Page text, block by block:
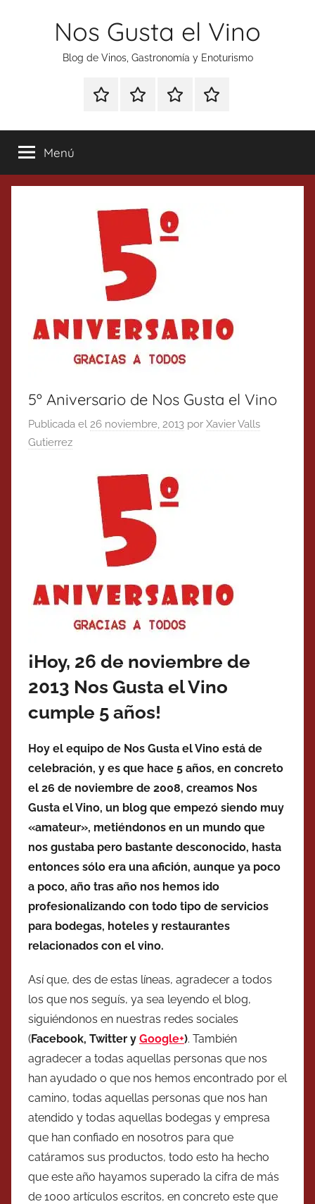
Nos Gusta el Vino
Blog de Vinos, Gastronomía y Enoturismo
Especial
Tonics
Enoturismo
Gastronomía
RankingContacto
Menú
5º Aniversario de Nos Gusta el Vino
Publicada el 26 noviembre, 2013 por Xavier Valls
Gutierrez
¡Hoy, 26 de noviembre de
2013 Nos Gusta el Vino
cumple 5 años!
Hoy el equipo de Nos Gusta el Vino está de
celebración, y es que hace 5 años, en concreto
el 26 de noviembre de 2008, creamos Nos
Gusta el Vino, un blog que empezó siendo muy
«amateur», metiéndonos en un mundo que
nos gustaba pero bastante desconocido, hasta
entonces sólo era una afición, aunque ya poco
a poco, año tras año nos hemos ido
profesionalizando con todo tipo de servicios
para bodegas, hoteles y restaurantes
relacionados con el vino.
Así que, des de estas líneas, agradecer a todos
los que nos seguís, ya sea leyendo el blog,
siguiéndonos en nuestras redes sociales
(Facebook, Twitter y Google+). También
agradecer a todas aquellas personas que nos
han ayudado o que nos hemos encontrado por el
camino, todas aquellas personas que nos han
atendido y todas aquellas bodegas y empresa
que han confiado en nosotros para que
catáramos sus productos, todo esto ha hecho
que este año hayamos superado la cifra de más
de 1000 artículos escritos, en concreto este que